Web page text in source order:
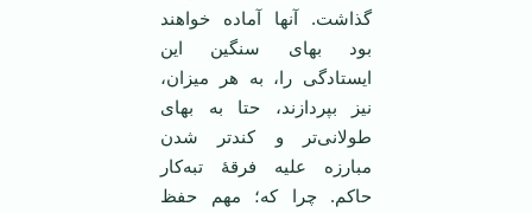
گذاشت. آنها آماده خواهند
بود بهای سنگین این
ایستادگی را، به هر میزان،
نیز بپردازند، حتا به بهای
طولانی‌تر و کندتر شدن
مبارزه علیه فرقۀ تبه‌کار
حاکم. چرا که؛ مهم حفظ